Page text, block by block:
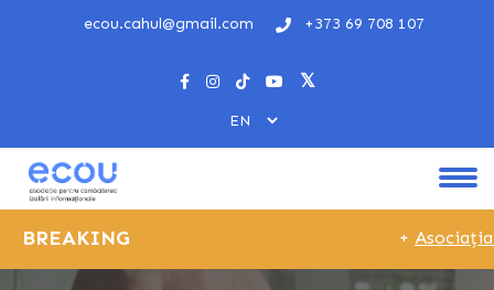
ecou.cahul@gmail.com +373 69 708 107
BREAKING +Asociația